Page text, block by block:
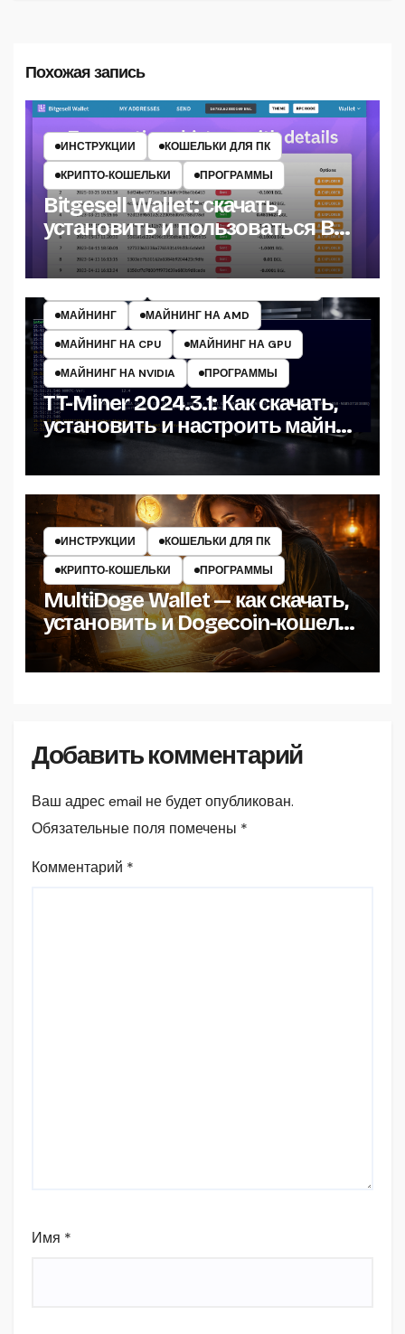
Похожая запись
ИНСТРУКЦИИ
КОШЕЛЬКИ ДЛЯ ПК
КРИПТО‑КОШЕЛЬКИ
ПРОГРАММЫ
Bitgesell Wallet: скачать,
установить и пользоваться BGL
кошельком
МАЙНИНГ
МАЙНИНГ НА AMD
МАЙНИНГ НА CPU
МАЙНИНГ НА GPU
МАЙНИНГ НА NVIDIA
ПРОГРАММЫ
TT-Miner 2024.3.1: Как скачать,
установить и настроить майнер
на Windows
ИНСТРУКЦИИ
КОШЕЛЬКИ ДЛЯ ПК
КРИПТО‑КОШЕЛЬКИ
ПРОГРАММЫ
MultiDoge Wallet — как скачать,
установить и Dogecoin-кошелёк
на Windows
Добавить комментарий
Ваш адрес email не будет опубликован.
Обязательные поля помечены *
Комментарий *
Имя *